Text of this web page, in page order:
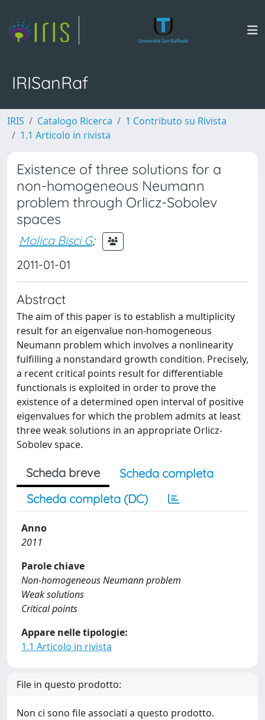
IRISanRaf
IRIS Catalogo Ricerca
1 Contributo su Rivista
1.1 Articolo in rivista
Existence of three solutions for a
non-homogeneous Neumann
problem through Orlicz-Sobolev
spaces
Molica Bisci G;
2011-01-01
Abstract
The aim of this paper is to establish a multiplicity
result for an eigenvalue non-homogeneous
Neumann problem which involves a nonlinearity
fulfilling a nonstandard growth condition. Precisely,
a recent critical points result for differentiable
functionals is exploited in order to prove the
existence of a determined open interval of positive
eigenvalues for which the problem admits at least
three weak solutions in an appropriate Orlicz-
Sobolev space.
Scheda breve
Scheda completa
Scheda completa (DC)
Anno
2011
Parole chiave
Non-homogeneous Neumann problem
Weak solutions
Critical points
Appare nelle tipologie:
1.1 Articolo in rivista
File in questo prodotto:
Non ci sono file associati a questo prodotto.